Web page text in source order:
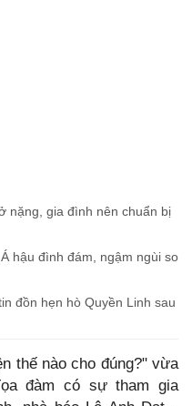
nặng, gia đình nên chuẩn bị
hậu đình đám, ngậm ngùi so
đồn hẹn hò Quyền Linh sau
thế nào cho đúng?" vừa
đàm có sự tham gia